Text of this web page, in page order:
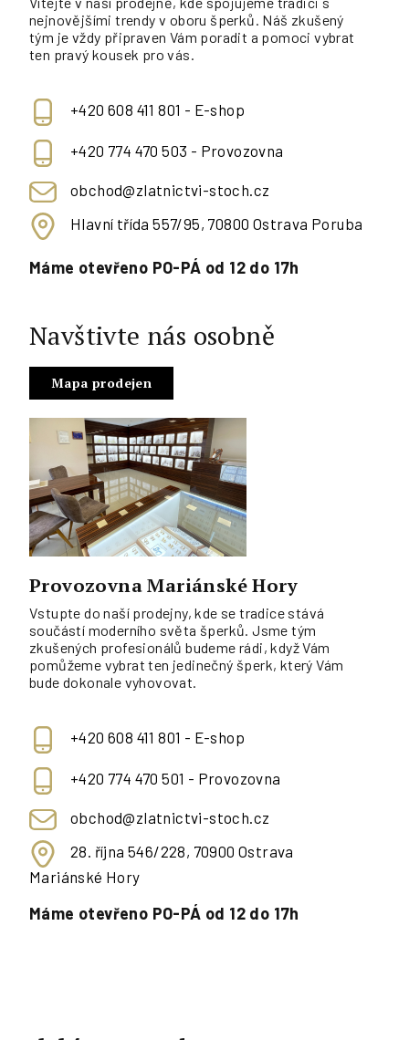
nejnovějšími trendy v oboru šperků. Náš zkušený
tým je vždy připraven Vám poradit a pomoci vybrat
ten pravý kousek pro vás.
+420 608 411 801 - E-shop
+420 774 470 503 - Provozovna
obchod@zlatnictvi-stoch.cz
Hlavní třída 557/95, 70800 Ostrava Poruba
Máme otevřeno PO-PÁ od 12 do 17h
Navštivte nás osobně
Mapa prodejen
Provozovna Mariánské Hory
Vstupte do naší prodejny, kde se tradice stává
součástí moderního světa šperků. Jsme tým
zkušených profesionálů budeme rádi, když Vám
pomůžeme vybrat ten jedinečný šperk, který Vám
bude dokonale vyhovovat.
+420 608 411 801 - E-shop
+420 774 470 501 - Provozovna
obchod@zlatnictvi-stoch.cz
28. října 546/228, 70900 Ostrava
Mariánské Hory
Máme otevřeno PO-PÁ od 12 do 17h